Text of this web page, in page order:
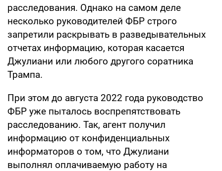
расследования. Однако на самом деле
несколько руководителей ФБР строго
запретили раскрывать в разведывательных
отчетах информацию, которая касается
Джулиани или любого другого соратника
Трампа.
При этом до августа 2022 года руководство
ФБР уже пыталось воспрепятствовать
расследованию. Так, агент получил
информацию от конфиденциальных
информаторов о том, что Джулиани
выполнял оплачиваемую работу на